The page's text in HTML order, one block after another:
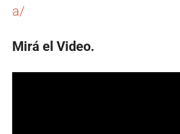
a/
Mirá el Video.